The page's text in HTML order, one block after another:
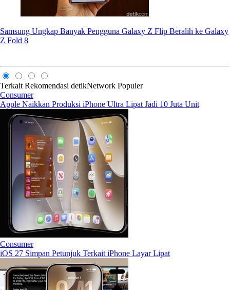
Samsung Ungkap Banyak Pengguna Galaxy Z Flip Beralih ke Galaxy
Z Fold 8
Terkait Rekomendasi detikNetwork Populer
Consumer
Apple Naikkan Produksi iPhone Ultra Lipat Jadi 10 Juta Unit
Consumer
iOS 27 Simpan Petunjuk Terkait iPhone Layar Lipat